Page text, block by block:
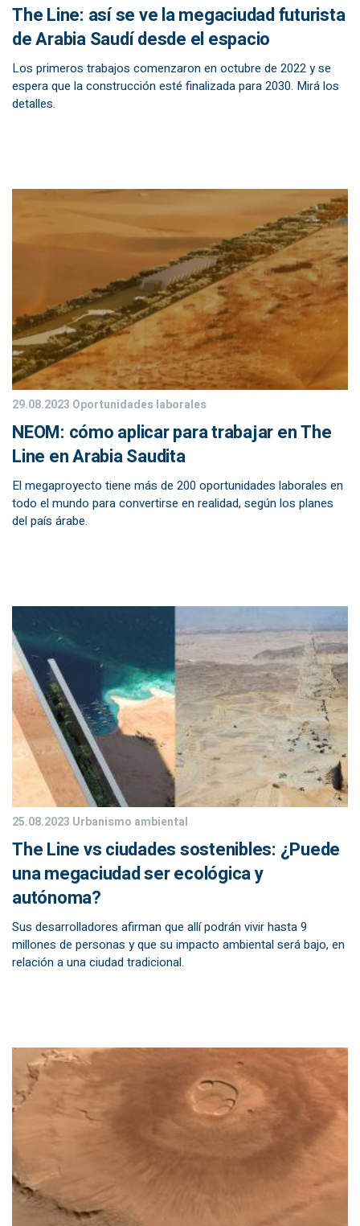
The Line: así se ve la megaciudad futurista
de Arabia Saudí desde el espacio
Los primeros trabajos comenzaron en octubre de 2022 y se
espera que la construcción esté finalizada para 2030. Mirá los
detalles.
29.08.2023 Oportunidades laborales
NEOM: cómo aplicar para trabajar en The
Line en Arabia Saudita
El megaproyecto tiene más de 200 oportunidades laborales en
todo el mundo para convertirse en realidad, según los planes
del país árabe.
25.08.2023 Urbanismo ambiental
The Line vs ciudades sostenibles: ¿Puede
una megaciudad ser ecológica y
autónoma?
Sus desarrolladores afirman que allí podrán vivir hasta 9
millones de personas y que su impacto ambiental será bajo, en
relación a una ciudad tradicional.